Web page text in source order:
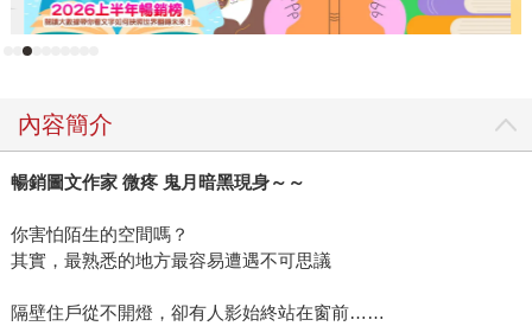
內容簡介
暢銷圖文作家 微疼 鬼月暗黑現身～～
你害怕陌生的空間嗎？
其實，最熟悉的地方最容易遭遇不可思議
隔壁住戶從不開燈，卻有人影始終站在窗前……